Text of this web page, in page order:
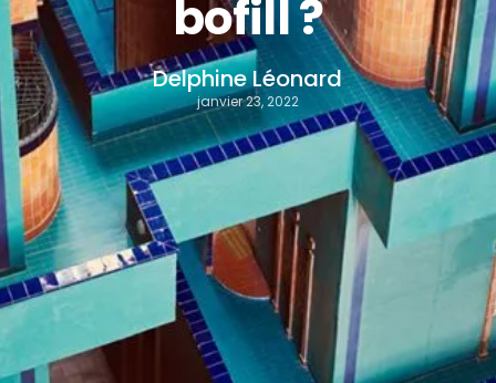
bofill ?
Delphine Léonard
janvier 23, 2022